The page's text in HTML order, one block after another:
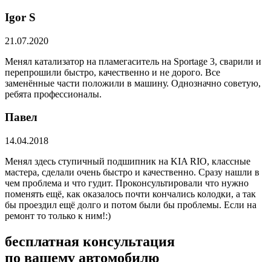
​Igor S
21.07.2020
Менял катализатор на пламегаситель на Sportage 3, сварили и
перепрошили быстро, качественно и не дорого. Все
заменённые части положили в машину. Однозначно советую,
ребята профессионалы.
Павел
14.04.2018
Менял здесь ступичный подшипник на KIA RIO, классные
мастера, сделали очень быстро и качественно. Сразу нашли в
чем проблема и что гудит. Проконсультировали что нужно
поменять ещё, как оказалось почти кончались колодки, а так
бы проездил ещё долго и потом были бы проблемы. Если на
ремонт то только к ним!:)
бесплатная консультация
по вашему автомобилю